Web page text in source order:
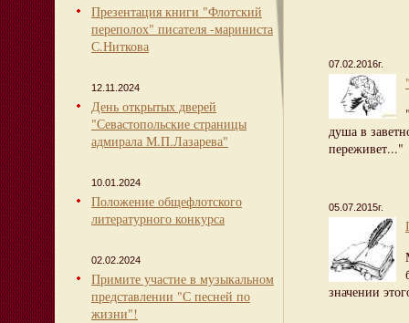
Презентация книги "Флотский
переполох" писателя -мариниста
С.Ниткова
12.11.2024
День открытых дверей
"Севастопольские страницы
адмирала М.П.Лазарева"
10.01.2024
Положение общефлотского
литературного конкурса
02.02.2024
Примите участие в музыкальном
представлении "С песней по
жизни"!
07.02.2016г.
душа в
переживет..."
05.07.2015г.
значении